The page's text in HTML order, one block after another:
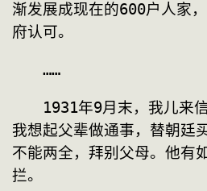
渐发展成现在的600户人家
府认可。
……
1931年9月末，我儿来信
我想起父辈做通事，替朝廷
不能两全，拜别父母。他有